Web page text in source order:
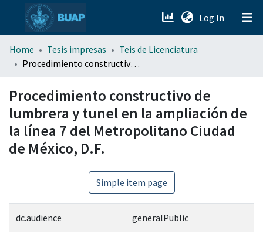
Log In (current)
menu.section.about_menu
Home Tesis impresas
Teis de Licenciatura
Procedimiento constructivo de lumbrera y tunel en la ampliación de la línea 7 del Metropolitano Ciudad de México, D.F.
Procedimiento constructivo de
lumbrera y tunel en la ampliación de
la línea 7 del Metropolitano Ciudad
de México, D.F.
Simple item page
dc.audience generalPublic